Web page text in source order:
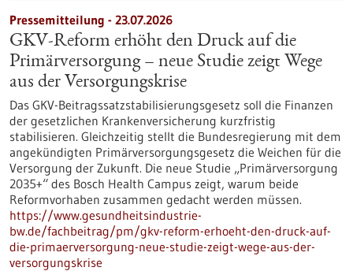
Pressemitteilung - 23.07.2026
GKV-Reform erhöht den Druck auf die
Primärversorgung – neue Studie zeigt Wege
aus der Versorgungskrise
Das GKV-Beitragssatzstabilisierungsgesetz soll die Finanzen
der gesetzlichen Krankenversicherung kurzfristig
stabilisieren. Gleichzeitig stellt die Bundesregierung mit dem
angekündigten Primärversorgungsgesetz die Weichen für die
Versorgung der Zukunft. Die neue Studie „Primärversorgung
2035+“ des Bosch Health Campus zeigt, warum beide
Reformvorhaben zusammen gedacht werden müssen.
https://www.gesundheitsindustrie-
bw.de/fachbeitrag/pm/gkv-reform-erhoeht-den-druck-auf-
die-primaerversorgung-neue-studie-zeigt-wege-aus-der-
versorgungskrise